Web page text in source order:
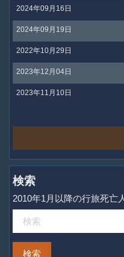
2024年09月16日
2024年09月19日
2022年10月29日
2023年12月04日
2023年11月10日
検索
2010年1月以降の行旅死亡